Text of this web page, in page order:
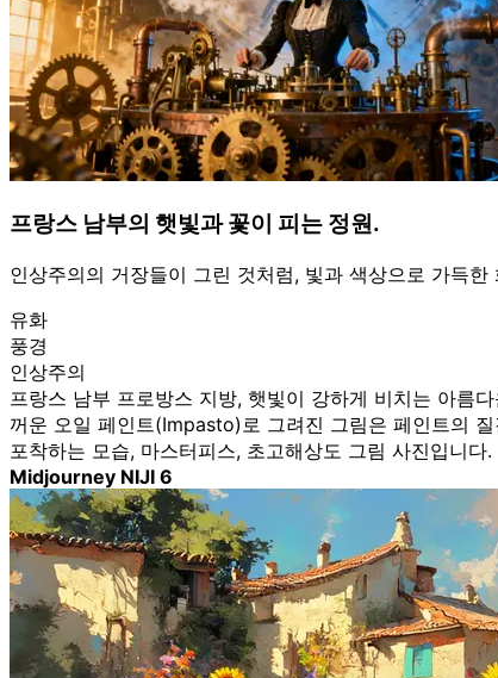
프랑스 남부의 햇빛과 꽃이 피는 정원.
인상주의의 거장들이 그린 것처럼, 빛과 색상으로 가득한
유화
풍경
인상주의
프랑스 남부 프로방스 지방, 햇빛이 강하게 비치는 아름
꺼운 오일 페인트(Impasto)로 그려진 그림은 페인트의
포착하는 모습, 마스터피스, 초고해상도 그림 사진입니다.
Midjourney NIJI 6